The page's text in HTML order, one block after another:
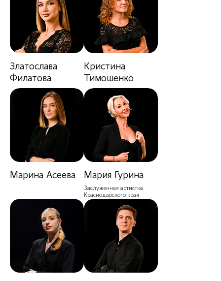
Златослава
Филатова
Кристина
Тимошенко
Марина Асеева Мария Гурина
Заслуженная артистка
Краснодарского края